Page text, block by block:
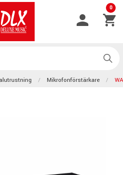
0
Mikrofonförstärkare